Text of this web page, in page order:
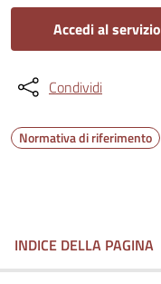
Accedi al servizio
Condividi
Normativa di riferimento
INDICE DELLA PAGINA